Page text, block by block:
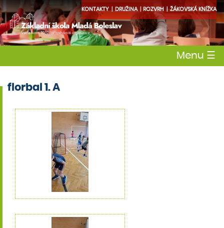
ŽÁKOVSKÁ KNÍŽKA
ROZVRH
DRUŽINA
KONTAKTY
Menu ☰
florbal 1. A